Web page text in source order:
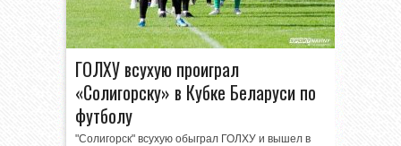
ГОЛХУ всухую проиграл
«Солигорску» в Кубке Беларуси по
футболу
"Солигорск" всухую обыграл ГОЛХУ и вышел в